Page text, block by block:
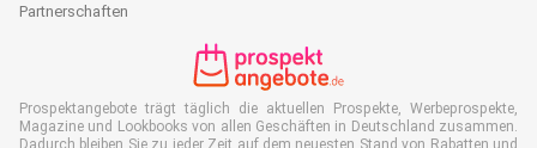
Partnerschaften
Prospektangebote trägt täglich die aktuellen Prospekte, Werbeprospekte,
Magazine und Lookbooks von allen Geschäften in Deutschland zusammen.
Dadurch bleiben Sie zu jeder Zeit auf dem neuesten Stand von Rabatten und